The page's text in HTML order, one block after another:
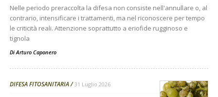
Nelle periodo preraccolta la difesa non consiste nell'annullare o, al
contrario, intensificare i trattamenti, ma nel riconoscere per tempo
le criticità reali. Attenzione soprattutto a eriofide rugginoso e
tignola
DiArturo Caponero
DIFESA FITOSANITARIA 31 Luglio 2026